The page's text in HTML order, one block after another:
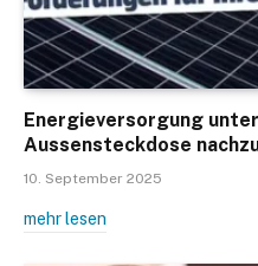
Energieversorgung
Aussensteckdose
10. September 2025
mehr lesen